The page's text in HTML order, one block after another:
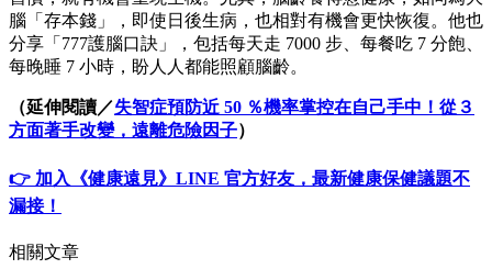
腦「存本錢」，即使日後生病，也相對有機會更快恢復。他也
分享「777護腦口訣」，包括每天走 7000 步、每餐吃 7 分飽、
每晚睡 7 小時，盼人人都能照顧腦齡。
（延伸閱讀／失智症預防近 50 ％機率掌控在自己手中！從３
方面著手改變，遠離危險因子）
👉 加入《健康遠見》LINE 官方好友，最新健康保健議題不
漏接！
相關文章